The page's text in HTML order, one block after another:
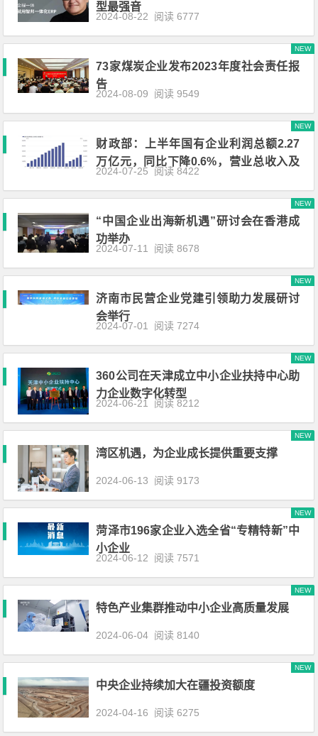
型最强音
2024-08-22 阅读 6777
73家煤炭企业发布2023年度社会责任报
告
NEW
2024-08-09 阅读 9549
财政部：上半年国有企业利润总额2.27
万亿元，同比下降0.6%，营业总收入及
NEW
2024-07-25 阅读 8422
“中国企业出海新机遇”研讨会在香港成
功举办
NEW
2024-07-11 阅读 8678
济南市民营企业党建引领助力发展研讨
会举行
NEW
2024-07-01 阅读 7274
360公司在天津成立中小企业扶持中心助
力企业数字化转型
NEW
2024-06-21 阅读 8212
湾区机遇，为企业成长提供重要支撑
NEW
2024-06-13 阅读 9173
菏泽市196家企业入选全省“专精特新”中
小企业
NEW
2024-06-12 阅读 7571
特色产业集群推动中小企业高质量发展
NEW
2024-06-04 阅读 8140
中央企业持续加大在疆投资额度
NEW
2024-04-16 阅读 6275